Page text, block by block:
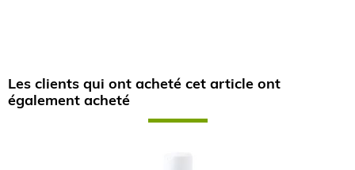
Les clients qui ont acheté cet article ont
également acheté